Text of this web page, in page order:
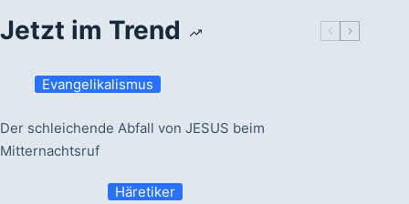
Jetzt im Trend
Evangelikalismus
Der schleichende Abfall von JESUS beim
Mitternachtsruf
Häretiker